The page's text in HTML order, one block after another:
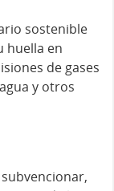
sostenible
huella en
de gases
y otros